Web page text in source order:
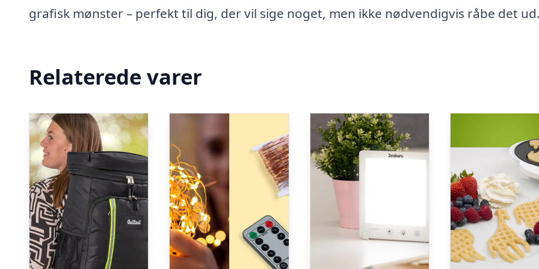
grafisk mønster – perfekt til dig, der vil sige noget, men ikke nødvendigvis råbe det
Relaterede varer